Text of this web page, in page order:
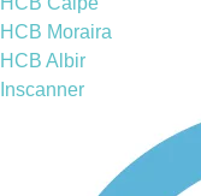
HCB Moraira
HCB Albir
Inscanner